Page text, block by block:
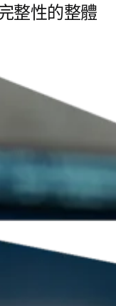
整性的整體